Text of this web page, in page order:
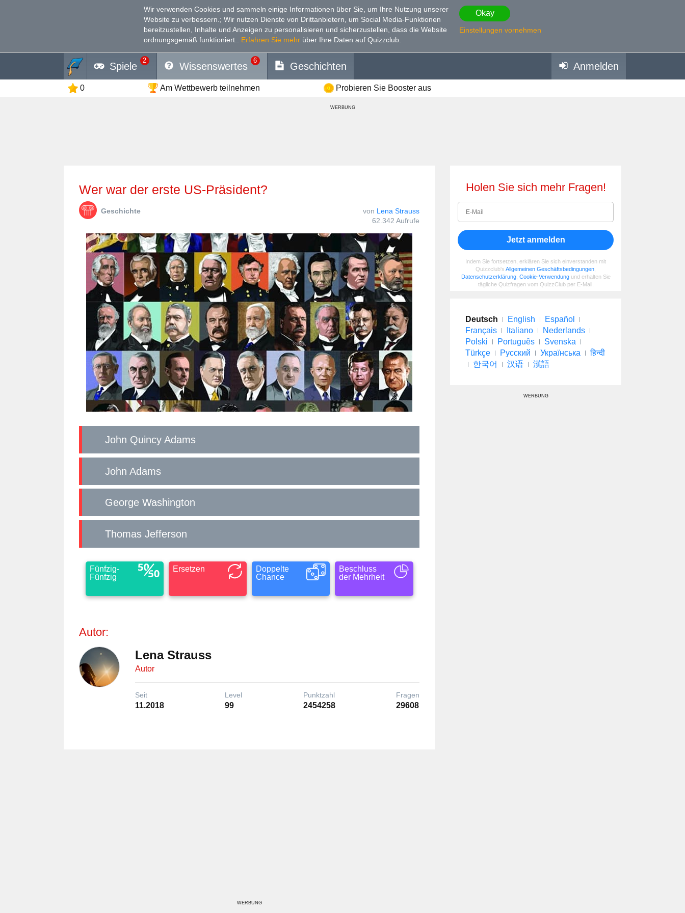
Wir verwenden Cookies und sammeln einige Informationen über Sie, um Ihre Nutzung unserer
Website zu verbessern. ; Wir nutzen Dienste von Drittanbietern, um Social Media-Funktionen
bereitzustellen, Inhalte und Anzeigen zu personalisieren und sicherzustellen, dass die Website
ordnungsgemäß funktioniert.
Erfahren Sie mehr über Ihre Daten auf Quizzclub.
Okay
Einstellungen vornehmen
Spiele
2
Wissenswertes
6
Geschichten Anmelden
0 Am Wettbewerb teilnehmen Probieren Sie Booster aus
WERBUNG
Wer war der erste US-Präsident?
Geschichte von Lena Strauss
62.342 Aufrufe
John Quincy Adams
John Adams
George Washington
Thomas Jefferson
Fünfzig-
Fünfzig
Ersetzen
Doppelte
Chance
Beschluss
der Mehrheit
Autor:
Lena Strauss
Autor
Seit
11.2018
Level
99
Punktzahl
2454258
Fragen
29608
WERBUNG
Holen Sie sich mehr Fragen!
Jetzt anmelden
Indem Sie fortsetzen, erklären Sie sich einverstanden mit
Quizzclub's Allgemeinen Geschäftsbedingungen
Datenschutzerklärung, Cookie-Verwendungund erhalten Sie
tägliche Quizfragen vom QuizzClub per E-Mail.
Deutsch English
Español
Français
Italiano
Nederlands
Polski
Português
Svenska
Türkçe
Русский Українська
हिन्दी
한국어
汉语 漢語
WERBUNG